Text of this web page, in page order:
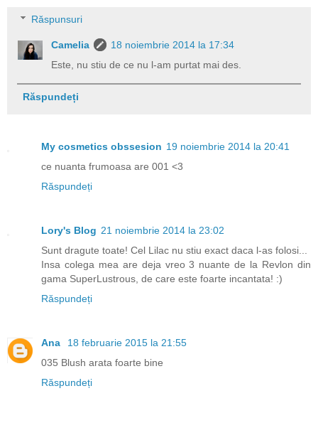
Răspunsuri
Camelia
18 noiembrie 2014 la 17:34
Este, nu stiu de ce nu l-am purtat mai des.
Răspundeți
My cosmetics obssesion 19 noiembrie 2014 la 20:41
ce nuanta frumoasa are 001 <3
Răspundeți
Lory's Blog 21 noiembrie 2014 la 23:02
Sunt dragute toate! Cel Lilac nu stiu exact daca l-as folosi...
Insa colega mea are deja vreo 3 nuante de la Revlon din
gama SuperLustrous, de care este foarte incantata! :)
Răspundeți
Ana
18 februarie 2015 la 21:55
035 Blush arata foarte bine
Răspundeți